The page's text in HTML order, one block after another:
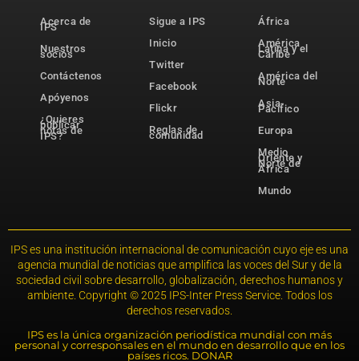
Acerca de
IPS
Nuestros
socios
Contáctenos
Apóyenos
¿Quieres
publicar
notas de
IPS?
Sigue a IPS
Inicio
Twitter
Facebook
Flickr
Reglas de
comunidad
África
América
Latina y el
Caribe
América del
Norte
Asia-
Pacífico
Europa
Medio
Oriente y
Norte de
África
Mundo
IPS es una institución internacional de comunicación cuyo eje es una
agencia mundial de noticias que amplifica las voces del Sur y de la
sociedad civil sobre desarrollo, globalización, derechos humanos y
ambiente. Copyright © 2025 IPS-Inter Press Service. Todos los
derechos reservados.
IPS es la única organización periodística mundial con más
personal y corresponsales en el mundo en desarrollo que en los
países ricos. DONAR